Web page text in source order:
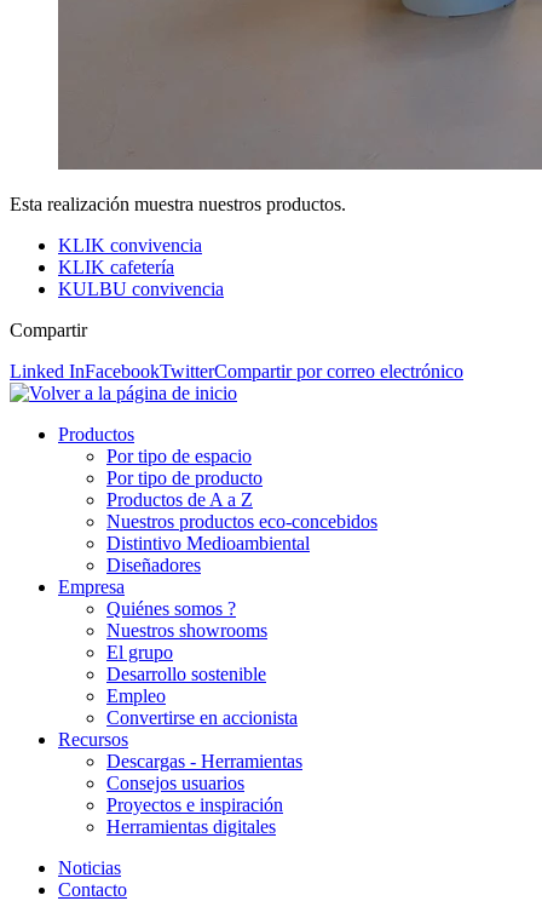
Esta realización muestra nuestros productos.
KLIK convivencia
KLIK cafetería
KULBU convivencia
Compartir
Linked InFacebookTwitterCompartir por correo electrónico
Productos
Por tipo de espacio
Por tipo de producto
Productos de A a Z
Nuestros productos eco-concebidos
Distintivo Medioambiental
Diseñadores
Empresa
Quiénes somos ?
Nuestros showrooms
El grupo
Desarrollo sostenible
Empleo
Convertirse en accionista
Recursos
Descargas - Herramientas
Consejos usuarios
Proyectos e inspiración
Herramientas digitales
Noticias
Contacto